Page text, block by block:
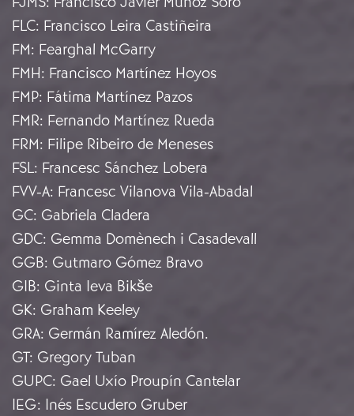
FLC: Francisco Leira Castiñeira
FM: Fearghal McGarry
FMH: Francisco Martínez Hoyos
FMP: Fátima Martínez Pazos
FMR: Fernando Martínez Rueda
FRM: Filipe Ribeiro de Meneses
FSL: Francesc Sánchez Lobera
FVV-A: Francesc Vilanova Vila-Abadal
GC: Gabriela Cladera
GDC: Gemma Domènech i Casadevall
GGB: Gutmaro Gómez Bravo
GIB: Ginta Ieva Bikše
GK: Graham Keeley
GRA: Germán Ramírez Aledón.
GT: Gregory Tuban
GUPC: Gael Uxío Proupín Cantelar
IEG: Inés Escudero Gruber